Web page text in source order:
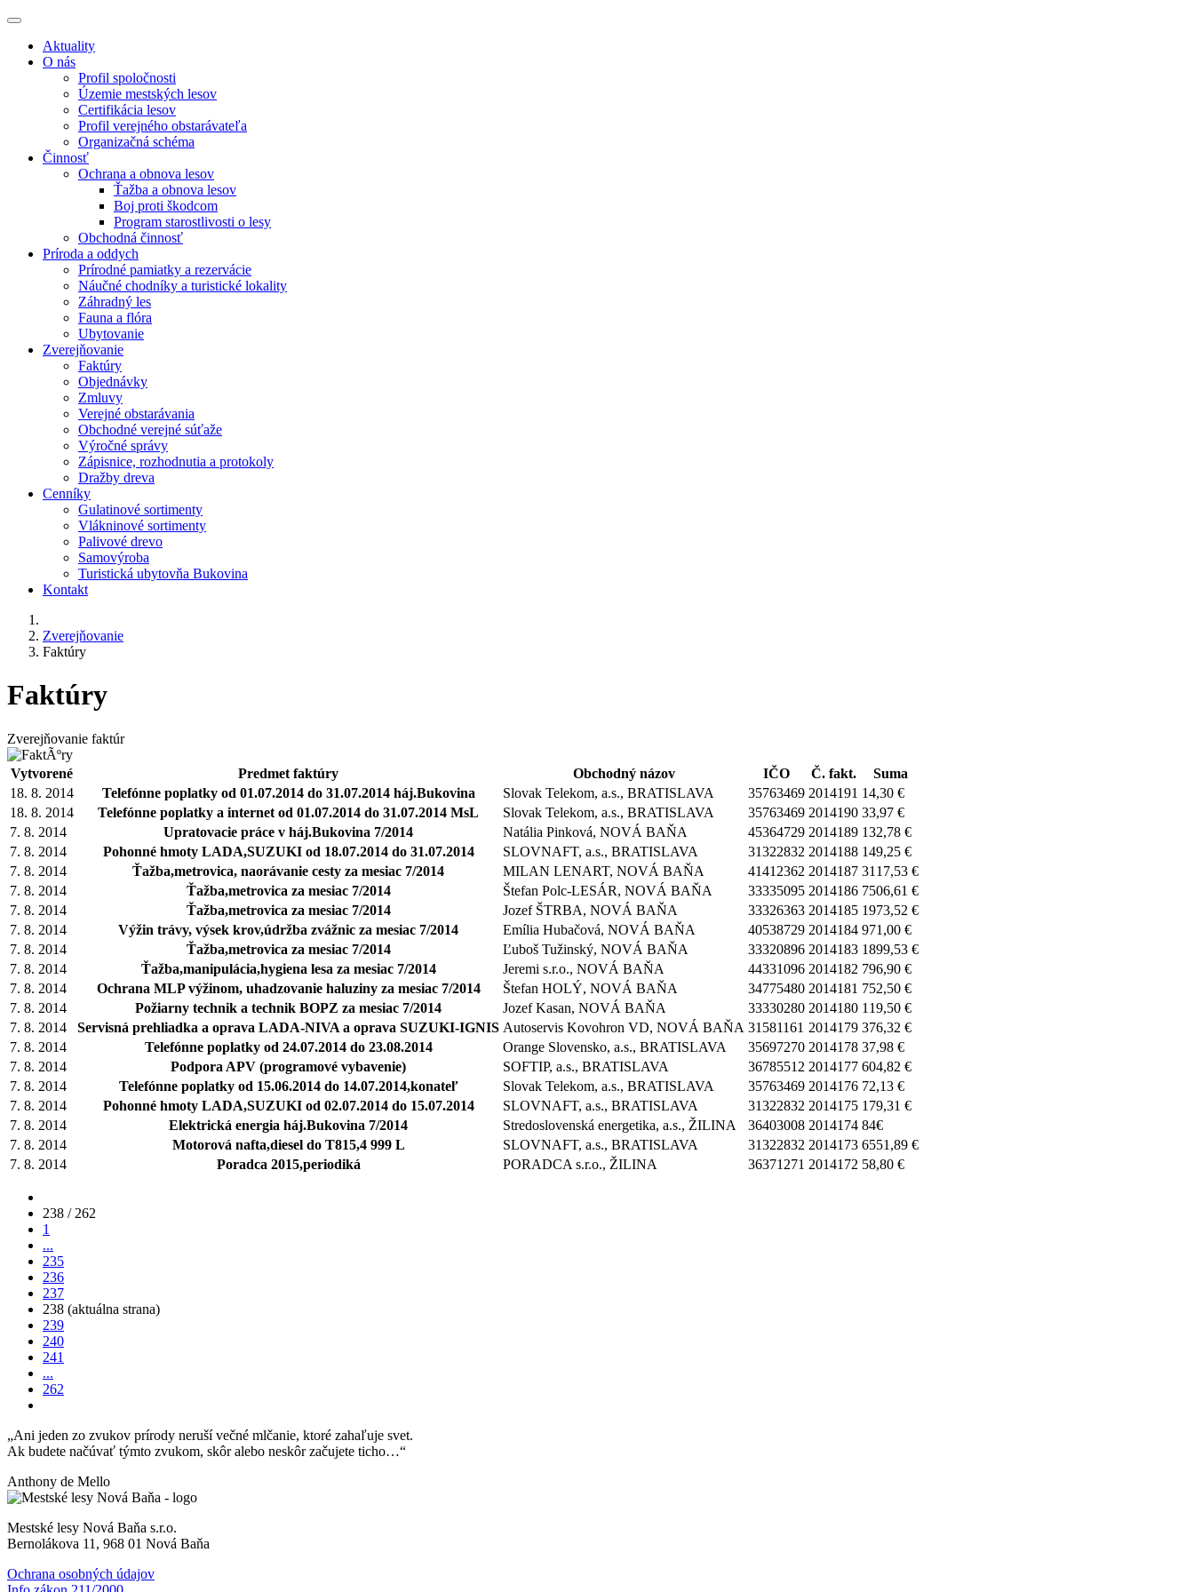
Aktuality
O nás
Profil spoločnosti
Územie mestských lesov
Certifikácia lesov
Profil verejného obstarávateľa
Organizačná schéma
Činnosť
Ochrana a obnova lesov
Ťažba a obnova lesov
Boj proti škodcom
Program starostlivosti o lesy
Obchodná činnosť
Príroda a oddych
Prírodné pamiatky a rezervácie
Náučné chodníky a turistické lokality
Záhradný les
Fauna a flóra
Ubytovanie
Zverejňovanie
Faktúry
Objednávky
Zmluvy
Verejné obstarávania
Obchodné verejné súťaže
Výročné správy
Zápisnice, rozhodnutia a protokoly
Dražby dreva
Cenníky
Gulatinové sortimenty
Vlákninové sortimenty
Palivové drevo
Samovýroba
Turistická ubytovňa Bukovina
Kontakt
Zverejňovanie
Faktúry
Faktúry
Zverejňovanie faktúr
Vytvorené Predmet faktúry Obchodný názov IČO Č. fakt.
Suma
18. 8. 2014
Telefónne poplatky od 01.07.2014 do 31.07.2014 háj.Bukovina Slovak Telekom, a.s., BRATISLAVA 35763469 2014191 14,30 €
18. 8. 2014
Telefónne poplatky a internet od 01.07.2014 do 31.07.2014 MsL Slovak Telekom, a.s., BRATISLAVA 35763469 2014190 33,97 €
7. 8. 2014
Upratovacie práce v háj.Bukovina 7/2014 Natália Pinková, NOVÁ BAŇA 45364729 2014189 132,78 €
7. 8. 2014
Pohonné hmoty LADA,SUZUKI od 18.07.2014 do 31.07.2014 SLOVNAFT, a.s., BRATISLAVA 31322832 2014188 149,25 €
7. 8. 2014
Ťažba,metrovica, naorávanie cesty za mesiac 7/2014 MILAN LENART, NOVÁ BAŇA 41412362 2014187 3117,53 €
7. 8. 2014
Ťažba,metrovica za mesiac 7/2014 Štefan Polc-LESÁR, NOVÁ BAŇA 33335095 2014186 7506,61 €
7. 8. 2014
Ťažba,metrovica za mesiac 7/2014 Jozef ŠTRBA, NOVÁ BAŇA 33326363 2014185 1973,52 €
7. 8. 2014
Výžin trávy, výsek krov,údržba zvážnic za mesiac 7/2014 Emília Hubačová, NOVÁ BAŇA 40538729 2014184 971,00 €
7. 8. 2014
Ťažba,metrovica za mesiac 7/2014 Ľuboš Tužinský, NOVÁ BAŇA 33320896 2014183 1899,53 €
7. 8. 2014
Ťažba,manipulácia,hygiena lesa za mesiac 7/2014 Jeremi s.r.o., NOVÁ BAŇA 44331096 2014182 796,90 €
7. 8. 2014
Ochrana MLP výžinom, uhadzovanie haluziny za mesiac 7/2014 Štefan HOLÝ, NOVÁ BAŇA 34775480 2014181 752,50 €
7. 8. 2014
Požiarny technik a technik BOPZ za mesiac 7/2014 Jozef Kasan, NOVÁ BAŇA 33330280 2014180 119,50 €
7. 8. 2014
Servisná prehliadka a oprava LADA-NIVA a oprava SUZUKI-IGNIS Autoservis Kovohron VD, NOVÁ BAŇA 31581161 2014179 376,32 €
7. 8. 2014
Telefónne poplatky od 24.07.2014 do 23.08.2014 Orange Slovensko, a.s., BRATISLAVA 35697270 2014178 37,98 €
7. 8. 2014
Podpora APV (programové vybavenie) SOFTIP, a.s., BRATISLAVA 36785512 2014177 604,82 €
7. 8. 2014
Telefónne poplatky od 15.06.2014 do 14.07.2014,konateľ Slovak Telekom, a.s., BRATISLAVA 35763469 2014176 72,13 €
7. 8. 2014
Pohonné hmoty LADA,SUZUKI od 02.07.2014 do 15.07.2014 SLOVNAFT, a.s., BRATISLAVA 31322832 2014175 179,31 €
7. 8. 2014
Elektrická energia háj.Bukovina 7/2014 Stredoslovenská energetika, a.s., ŽILINA 36403008 2014174 84€
7. 8. 2014
Motorová nafta,diesel do T815,4 999 L SLOVNAFT, a.s., BRATISLAVA 31322832 2014173 6551,89 €
7. 8. 2014
Poradca 2015,periodiká PORADCA s.r.o., ŽILINA 36371271 2014172 58,80 €
238 / 262
1
...
235
236
237
238 (aktuálna strana)
239
240
241
...
262
„Ani jeden zo zvukov prírody neruší večné mlčanie, ktoré zahaľuje svet.
Ak budete načúvať týmto zvukom, skôr alebo neskôr začujete ticho…“
Anthony de Mello
Mestské lesy Nová Baňa s.r.o.
Bernolákova 11, 968 01 Nová Baňa
Ochrana osobných údajov